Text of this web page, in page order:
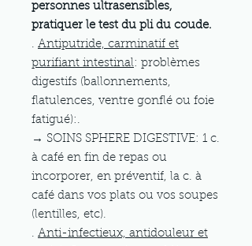
personnes ultrasensibles,
pratiquer le test du pli du coude.
. Antiputride, carminatif et
purifiant intestinal: problèmes
digestifs (ballonnements,
flatulences, ventre gonflé ou foie
fatigué):.
→ SOINS SPHERE DIGESTIVE: 1 c.
à café en fin de repas ou
incorporer, en préventif, la c. à
café dans vos plats ou vos soupes
(lentilles, etc).
. Anti-infectieux, antidouleur et